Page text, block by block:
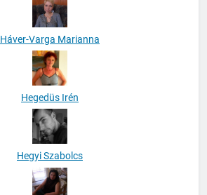
Háver-Varga Marianna
Hegedüs Irén
Hegyi Szabolcs